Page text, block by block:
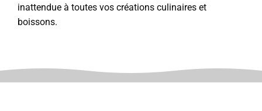
inattendue à toutes vos créations culinaires et
boissons.